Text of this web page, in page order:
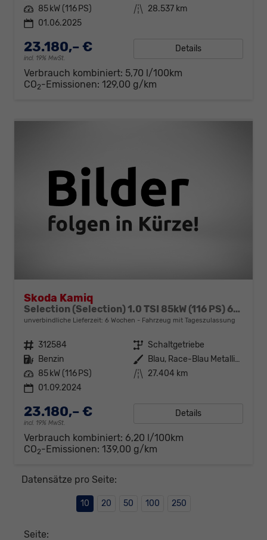
Leistung 85 kW (116 PS) Kilometerstand 28.537 km
01.06.2025
23.180,– €
incl. 19% MwSt.
Details
Verbrauch kombiniert: 5,70 l/100km
CO2-Emissionen: 129,00 g/km
Skoda Kamiq
Selection (Selection) 1.0 TSI 85kW (116 PS) 6-Gang Schaltgetriebe
unverbindliche Lieferzeit: 6 Wochen Fahrzeug mit Tageszulassung
Fahrzeugnr. 312584 Getriebe Schaltgetriebe
Kraftstoff Benzin Außenfarbe
Blau, Race-Blau Metallic (8X)
Leistung 85 kW (116 PS) Kilometerstand 27.404 km
01.09.2024
23.180,– €
incl. 19% MwSt.
Details
Verbrauch kombiniert: 6,20 l/100km
CO2-Emissionen: 139,00 g/km
Datensätze pro Seite:
10 20 50 100 250
Seite: